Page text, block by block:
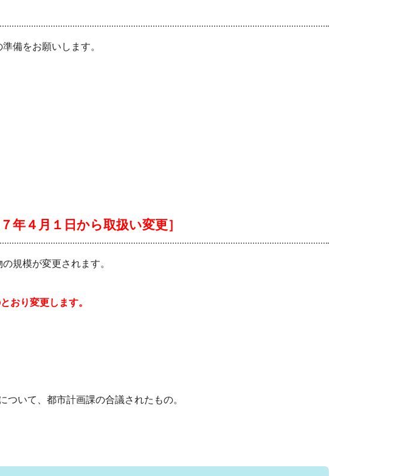
備をお願いします。
年４月１日から取扱い変更］
規模が変更されます。
おり変更します。
いて、都市計画課の合議されたもの。